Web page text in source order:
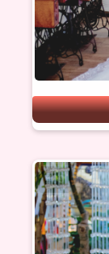
#09